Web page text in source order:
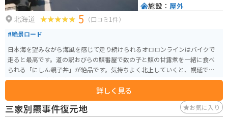
北海道 5 （口コミ1件）
#絶景ロード
日本海を望みながら海風を感じて走り続けられるオロロンラインはバイクで
走ると最高です。道の駅おびらの鰊番屋で数の子と鰊の甘露煮を一緒に食べ
られる「にしん親子丼」が絶品です。気持ちよく北上していくと、幌延では
風車があって広大な大地を感じる風景があったりと撮影スポットが目白押し
詳しく見る
施設： 屋外
三家別羆事件復元地 お気に入り